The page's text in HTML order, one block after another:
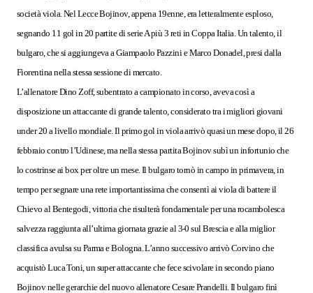
società viola. Nel Lecce Bojinov, appena 19enne, era letteralmente esploso,
segnando 11 gol in 20 partite di serie A più 3 reti in Coppa Italia. Un talento, il
bulgaro, che si aggiungeva a Giampaolo Pazzini e Marco Donadel, presi dalla
Fiorentina nella stessa sessione di mercato.
L’allenatore Dino Zoff, subentrato a campionato in corso, aveva così a
disposizione un attaccante di grande talento, considerato tra i migliori giovani
under 20 a livello mondiale. Il primo gol in viola arrivò quasi un mese dopo, il 26
febbraio contro l’Udinese, ma nella stessa partita Bojinov subì un infortunio che
lo costrinse ai box per oltre un mese. Il bulgaro tornò in campo in primavera, in
tempo per segnare una rete importantissima che consentì ai viola di battere il
Chievo al Bentegodi, vittoria che risulterà fondamentale per una rocambolesca
salvezza raggiunta all’ultima giornata grazie al 3-0 sul Brescia e alla miglior
classifica avulsa su Parma e Bologna. L’anno successivo arrivò Corvino che
acquistò Luca Toni, un super attaccante che fece scivolare in secondo piano
Bojinov nelle gerarchie del nuovo allenatore Cesare Prandelli. Il bulgarofinì